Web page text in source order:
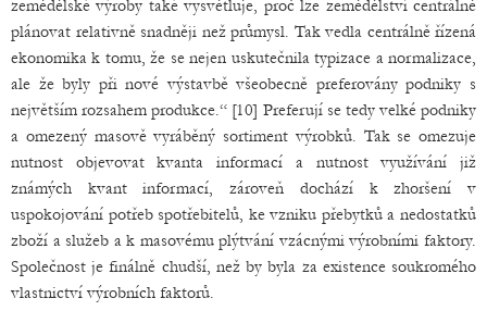
zemědělské výroby také vysvětluje, proč lze zemědělství centrálně
plánovat relativně snadněji než průmysl. Tak vedla centrálně řízená
ekonomika k tomu, že se nejen uskutečnila typizace a normalizace,
ale že byly při nové výstavbě všeobecně preferovány podniky s
největším rozsahem produkce.“ [10] Preferují se tedy velké podniky
a omezený masově vyráběný sortiment výrobků. Tak se omezuje
nutnost objevovat kvanta informací a nutnost využívání již
známých kvant informací, zároveň dochází k zhoršení v
uspokojování potřeb spotřebitelů, ke vzniku přebytků a nedostatků
zboží a služeb a k masovému plýtvání vzácnými výrobními faktory.
Společnost je finálně chudší, než by byla za existence soukromého
vlastnictví výrobních faktorů.